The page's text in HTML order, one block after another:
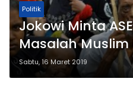
Politik
Jokowi Minta
Masalah Muslim
Rakhine State
Sabtu, 16 Maret 2019